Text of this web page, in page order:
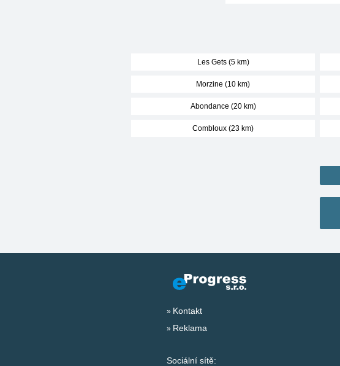
Les Gets (5 km)
Morzine (10 km)
Abondance (20 km)
Combloux (23 km)
Kontakt
Reklama
Sociální sítě: